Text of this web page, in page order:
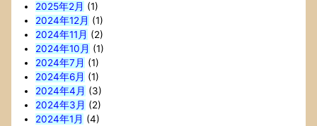
2025年2月 (1)
2024年12月 (1)
2024年11月 (2)
2024年10月 (1)
2024年7月 (1)
2024年6月 (1)
2024年4月 (3)
2024年3月 (2)
2024年1月 (4)